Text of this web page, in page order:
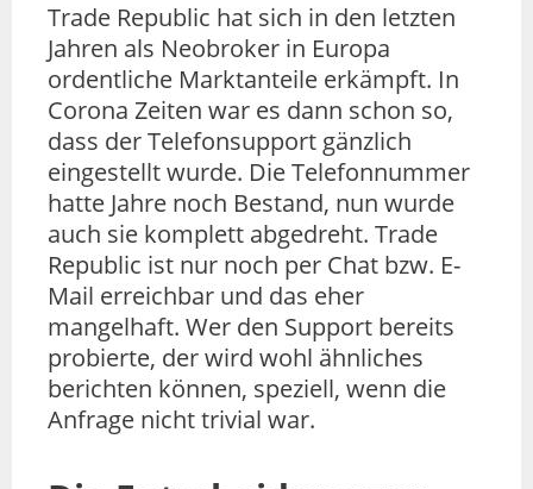
Trade Republic hat sich in den letzten
Jahren als Neobroker in Europa
ordentliche Marktanteile erkämpft. In
Corona Zeiten war es dann schon so,
dass der Telefonsupport gänzlich
eingestellt wurde. Die Telefonnummer
hatte Jahre noch Bestand, nun wurde
auch sie komplett abgedreht. Trade
Republic ist nur noch per Chat bzw. E-
Mail erreichbar und das eher
mangelhaft. Wer den Support bereits
probierte, der wird wohl ähnliches
berichten können, speziell, wenn die
Anfrage nicht trivial war.